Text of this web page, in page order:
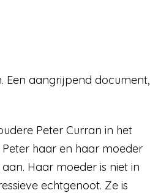
Een aangrijpend document,
Peter Curran in het
haar en haar moeder
Haar moeder is niet in
echtgenoot. Ze is